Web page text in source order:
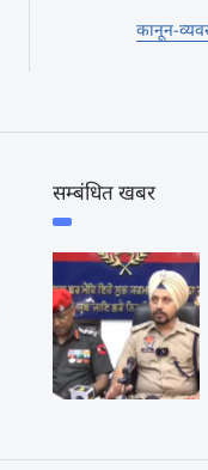
कानून-
सम्बंधित खबर